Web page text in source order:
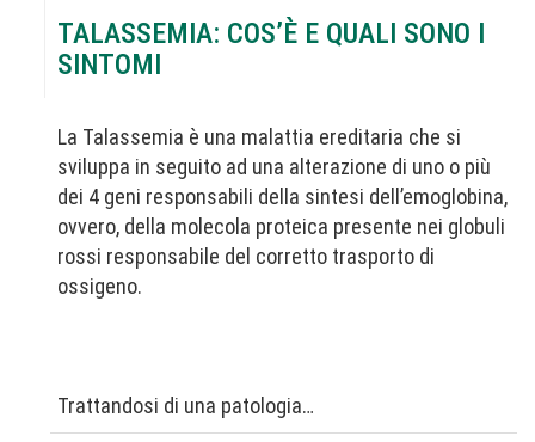
TALASSEMIA: COS’È E QUALI SONO I
SINTOMI
La Talassemia è una malattia ereditaria che si
sviluppa in seguito ad una alterazione di uno o più
dei 4 geni responsabili della sintesi dell’emoglobina,
ovvero, della molecola proteica presente nei globuli
rossi responsabile del corretto trasporto di
ossigeno.
Trattandosi di una patologia…